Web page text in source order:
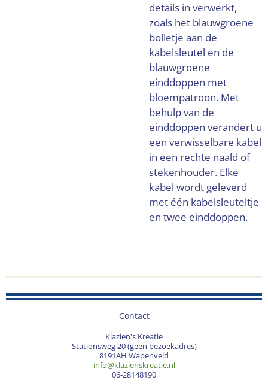
details in verwerkt,
zoals het blauwgroene
bolletje aan de
kabelsleutel en de
blauwgroene
einddoppen met
bloempatroon. Met
behulp van de
einddoppen verandert u
een verwisselbare kabel
in een rechte naald of
stekenhouder. Elke
kabel wordt geleverd
met één kabelsleuteltje
en twee einddoppen.
Contact
Klazien's Kreatie
Stationsweg 20 (geen bezoekadres)
8191AH Wapenveld
info@klazienskreatie.nl
06-28148190